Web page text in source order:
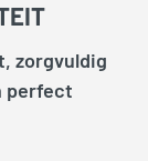
zorgvuldig
perfect